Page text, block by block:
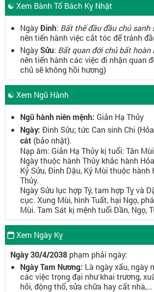
☯ Xem Bành Tổ Bách Kỵ Nhật
NgàyĐinh: Bất thế đầu đầu chủ sanh
nên tiến hành việc cắt tóc để tránh
NgàySửu: Bất quan đới chủ bất hoàn
nên tiến hành các việc đi nhận quan
chủ sẽ không hồi hương)
☯ Xem Ngũ Hành
Ngũ hành niên mệnh: Giản Hạ Thủy
Ngày: Đinh Sửu; tức Can sinh Chi
cát (bảo nhật).
Nạp âm: Giản Hạ Thủy kị tuổi: Tân
Ngày thuộc hành Thủy khắc hành
Kỷ Sửu, Đinh Dậu, Kỷ Mùi thuộc hành
Thủy.
Ngày Sửu lục hợp Tý, tam hợp Tỵ và
cục. Xung Mùi, hình Tuất, hại Ngọ,
Mùi. Tam Sát kị mệnh tuổi Dần, Ngọ,
Xem Ngày Kỵ
Ngày 30/4/2038 phạm phải ngày:
Ngày Tam Nương: Là ngày xấu, ngày
các việc trọng đại như khai trương,
hỏi, động thổ, sửa chữa hay cất nhà,...